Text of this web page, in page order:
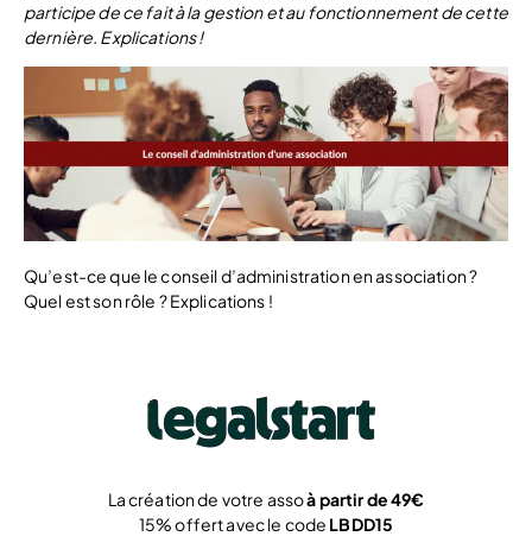
participe de ce fait à la gestion et au fonctionnement de cette
dernière. Explications !
Qu’est-ce que le conseil d’administration en association ?
Quel est son rôle ? Explications !
La création de votre assoà partir de 49€
15% offert avec le code LBDD15